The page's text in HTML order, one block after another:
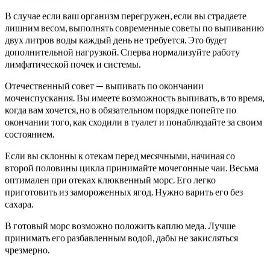
В случае если ваш организм перегружен, если вы страдаете
лишним весом, выполнять современные советы по выпиванию
двух литров воды каждый день не требуется. Это будет
дополнительной нагрузкой. Сперва нормализуйте работу
лимфатической почек и системы.
Отечественный совет — выпивать по окончании
мочеиспускания. Вы имеете возможность выпивать, в то время,
когда вам хочется, но в обязательном порядке попейте по
окончании того, как сходили в туалет и понаблюдайте за своим
состоянием.
Если вы склонны к отекам перед месячными, начиная со
второй половины цикла принимайте мочегонные чаи. Весьма
оптимален при отеках клюквенный морс. Его легко
приготовить из замороженных ягод. Нужно варить его без
сахара.
В готовый морс возможно положить каплю меда. Лучше
принимать его разбавленным водой, дабы не закисляться
чрезмерно.